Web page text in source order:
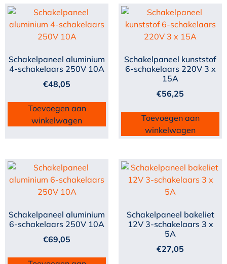
Schakelpaneel aluminium
4-schakelaars 250V 10A
€48,05
Toevoegen aan
winkelwagen
Schakelpaneel kunststof
6-schakelaars 220V 3 x
15A
€56,25
Toevoegen aan
winkelwagen
Schakelpaneel aluminium
6-schakelaars 250V 10A
€69,05
Schakelpaneel bakeliet
12V 3-schakelaars 3 x
5A
€27,05